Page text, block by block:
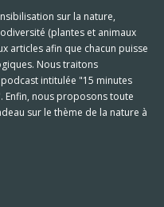
sur la nature,
(plantes et animaux
articles afin que chacun puisse
Nous traitons
intitulée "15 minutes
nous proposons toute
sur le thème de la nature à